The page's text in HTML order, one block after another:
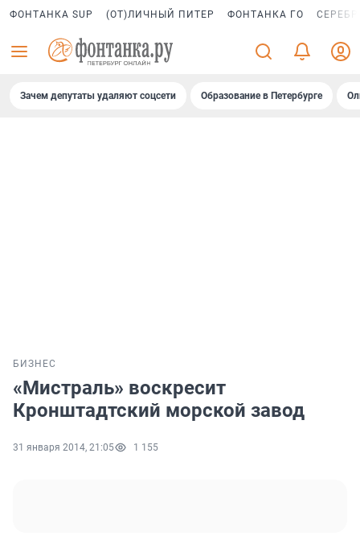
ФОНТАНКА SUP (ОТ)ЛИЧНЫЙ ПИТЕР ФОНТАНКА ГО
Зачем депутаты удаляют соцсети Образование в Петербурге
БИЗНЕС
«Мистраль» воскресит
Кронштадтский морской завод
31 января 2014, 21:05 1 155